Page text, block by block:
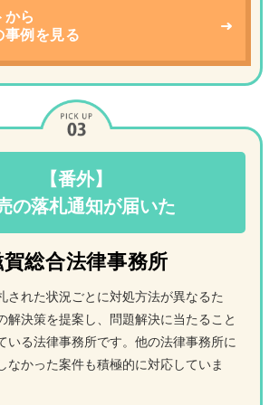
から
事例を見る
【番外】
の落札通知が届いた
賀総合法律事務所
された状況ごとに対処方法が異なるた
解決策を提案し、問題解決に当たること
いる法律事務所です。他の法律事務所に
なかった案件も積極的に対応していま